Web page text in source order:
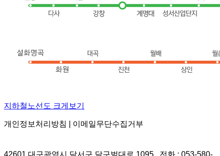
지하철노선도 크게보기
개인정보처리방침 | 이메일무단수집거부
42601 대구광역시 달서구 달구벌대로 1095 전화 : 053-580-